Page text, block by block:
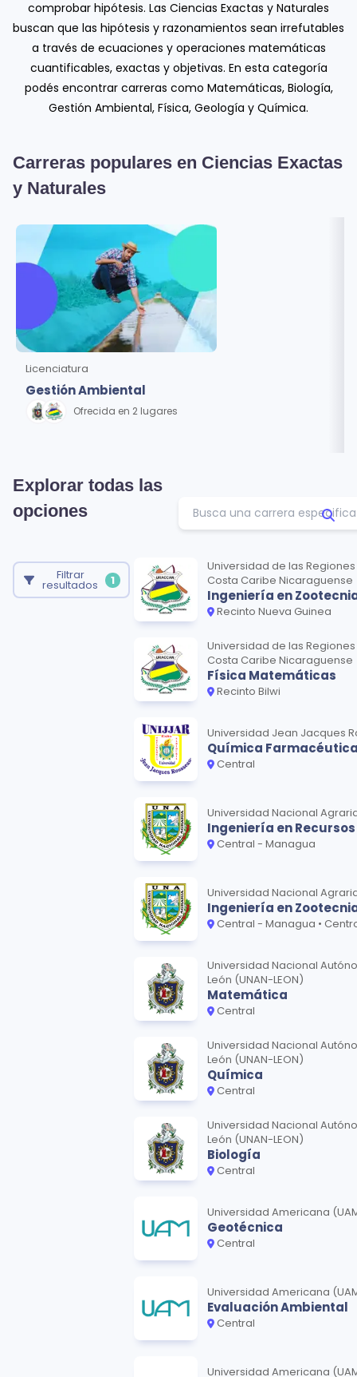
comprobar hipótesis. Las Ciencias Exactas y Naturales
buscan que las hipótesis y razonamientos sean irrefutables
a través de ecuaciones y operaciones matemáticas
cuantificables, exactas y objetivas. En esta categoría
podés encontrar carreras como Matemáticas, Biología,
Gestión Ambiental, Física, Geología y Química.
Carreras populares en Ciencias Exactas
y Naturales
Licenciatura
Gestión Ambiental
Ofrecida en 2 lugares
Explorar todas las
opciones
Filtrar
resultados 1
Universidad de las
Costa Caribe Nicaraguense
Ingeniería en
Recinto Nueva Guinea
Universidad de las
Costa Caribe Nicaraguense
Física Matemáticas
Recinto Bilwi
Universidad Jean Jacques
Química
Central
Universidad Nacional
Ingeniería en
Central - Managua
Universidad Nacional
Ingeniería en
Central - Managua • Centro
Universidad Nacional
León (UNAN-LEON)
Matemática
Central
Universidad Nacional
León (UNAN-LEON)
Química
Central
Universidad Nacional
León (UNAN-LEON)
Biología
Central
Universidad Americana
Geotécnica
Central
Universidad Americana
Evaluación Ambiental
Central
Universidad Americana